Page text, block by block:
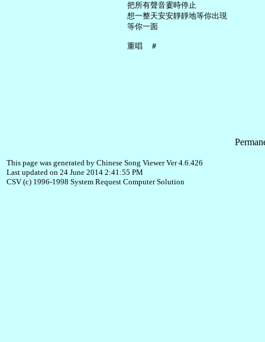
     把所有聲音霎時停止
     想一整天安安靜靜地等你出現
     等你一面
This page was generated by Chinese Song Viewer Ver 4.6.426
Last updated on 24 June 2014 2:41:55 PM
CSV (c) 1996-1998 System Request Computer Solution